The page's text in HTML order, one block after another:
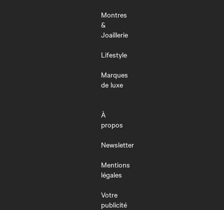
Montres
&
Joaillerie
Lifestyle
Marques
de luxe
À
propos
Newsletter
Mentions
légales
Votre
publicité